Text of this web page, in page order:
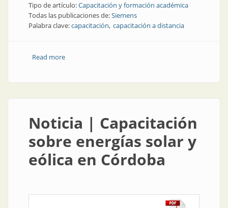
Tipo de artículo:Capacitación y formación académica
Todas las publicaciones de:Siemens
Palabra clave:capacitación capacitación a distancia
Read moreabout Capacitación | Formación a un clic de distancia
Noticia | Capacitación
sobre energías solar y
eólica en Córdoba